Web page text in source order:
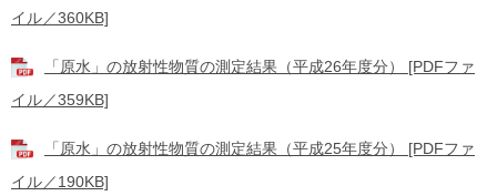
イル／360KB]
「原水」の放射性物質の測定結果（平成26年度分） [PDFファ
イル／359KB]
「原水」の放射性物質の測定結果（平成25年度分） [PDFファ
イル／190KB]